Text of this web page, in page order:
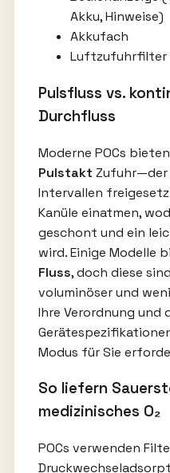
Akku, Hinweise)
Akkufach
Luftzufuhrfilter
Pulsfluss vs.
Durchfluss
Moderne POCs
Pulstakt Zufuhr—der
Intervallen
Kanüle einatmen,
geschont und ein
wird. Einige Modelle
Fluss, doch diese
voluminöser und
Ihre Verordnung und
Modus für Sie
So liefern
medizinisches O₂
POCs verwenden